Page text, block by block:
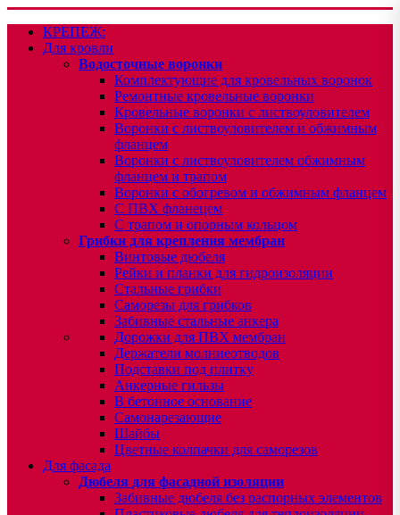
КРЕПЕЖ:
Для кровли
Водосточные воронки
Комплектующие для кровельных воронок
Ремонтные кровельные воронки
Кровельные воронки с листвоуловителем
Воронки с листвоуловителем и обжимным
фланцем
Воронки с листвоуловителем обжимным
фланцем и трапом
Воронки с обогревом и обжимным фланцем
С ПВХ фланецем
С трапом и опорным кольцом
Грибки для крепления мембран
Винтовые дюбеля
Рейки и планки для гидроизоляции
Стальные грибки
Саморезы для грибков
Забивные стальные анкера
Дорожки для ПВХ мембран
Держатели молниеотводов
Подставки под плитку
Анкерные гильзы
В бетонное основание
Самонарезающие
Шайбы
Цветные колпачки для саморезов
Для фасада
Дюбеля для фасадной изоляции
Забивные дюбеля без распорных элементов